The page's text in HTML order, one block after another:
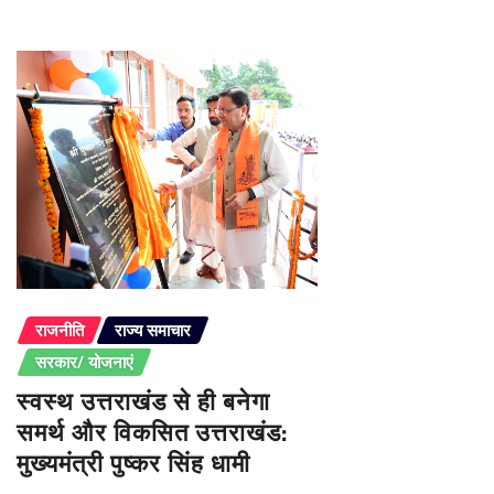
राजनीति
राज्य समाचार
सरकार/ योजनाएं
स्वस्थ उत्तराखंड से ही बनेगा
समर्थ और विकसित उत्तराखंड:
मुख्यमंत्री पुष्कर सिंह धामी